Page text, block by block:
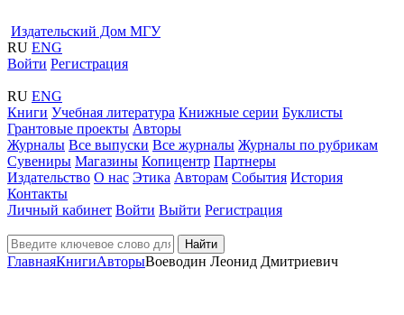
Издательский Дом МГУ
RU ENG
Войти Регистрация
RU ENG
Книги Учебная литература Книжные серии Буклисты
Грантовые проекты Авторы
Журналы Все выпуски Все журналы Журналы по рубрикам
Сувениры Магазины Копицентр Партнеры
Издательство О нас Этика Авторам События История
Контакты
Личный кабинет Войти Выйти Регистрация
Найти
ГлавнаяКнигиАвторыВоеводин Леонид Дмитриевич